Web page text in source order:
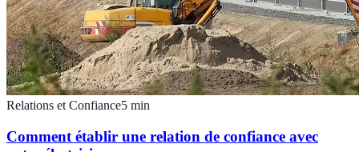
Relations et Confiance5 min
Comment établir une relation de confiance avec